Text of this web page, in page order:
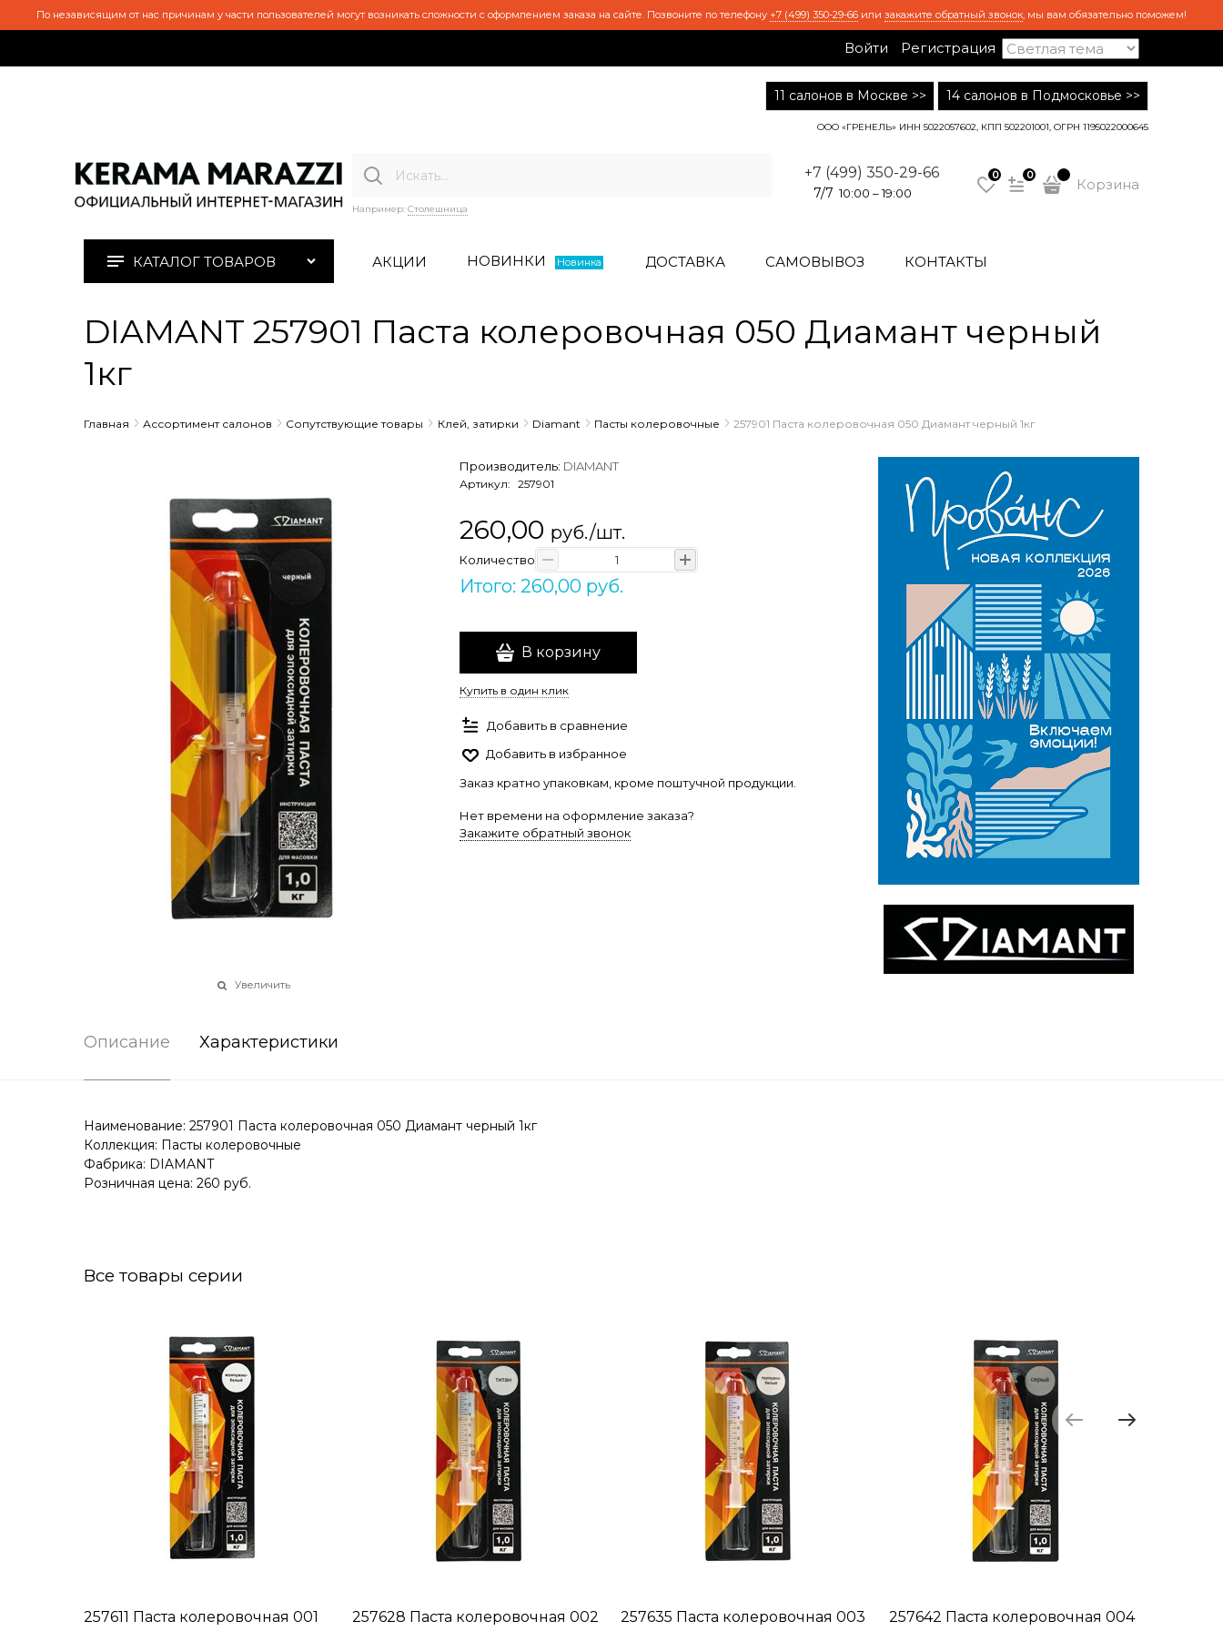
По независящим от нас причинам у части пользователей могут возникать сложности с оформлением заказа на сайте. Позвоните по телефону +7 (499) 350-29-66 или закажите обратный звонок, мы вам обязательно поможем!
Войти Регистрация
11 салонов в Москве >> 14 салонов в Подмосковье >>
ООО «ГРЕНЕЛЬ» ИНН 5022057602, КПП 502201001, ОГРН 1195022000645
Например: Столешница
+7 (499) 350-29-66
7/7 10:00 – 19:00
0 0
Корзина
КАТАЛОГ ТОВАРОВ АКЦИИ НОВИНКИ Новинка ДОСТАВКА САМОВЫВОЗ КОНТАКТЫ
DIAMANT 257901 Паста колеровочная 050 Диамант черный
1кг
Главная Ассортимент салонов Сопутствующие товары Клей, затирки Diamant Пасты колеровочные 257901 Паста колеровочная 050 Диамант черный 1кг
Увеличить
Производитель: DIAMANT
Артикул: 257901
260,00 руб./шт.
Количество
Итого: 260,00 руб.
В корзину
Купить в один клик
Добавить в сравнение
Добавить в избранное
Заказ кратно упаковкам, кроме поштучной продукции.
Нет времени на оформление заказа?
Закажите обратный звонок
Описание Характеристики
Наименование: 257901 Паста колеровочная 050 Диамант черный 1кг
Коллекция: Пасты колеровочные
Фабрика: DIAMANT
Розничная цена: 260 руб.
Все товары серии
257611 Паста колеровочная 001
257628 Паста колеровочная 002
257635 Паста колеровочная 003
257642 Паста колеровочная 004